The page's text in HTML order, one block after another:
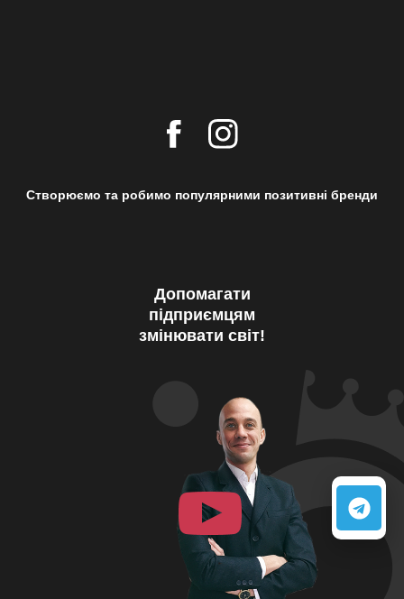
Створюємо та робимо популярними позитивні бренди
Допомагати
підприємцям
змінювати світ!